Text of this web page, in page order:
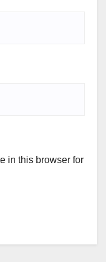
in this browser for